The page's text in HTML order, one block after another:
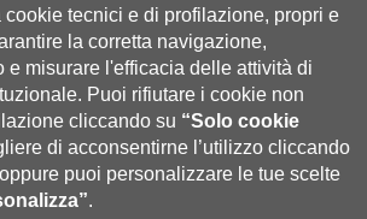
tecnici e di profilazione, propri e
la corretta navigazione,
e misurare l'efficacia delle attività di
Puoi rifiutare i cookie non
cliccando su “Solo cookie
di acconsentirne l’utilizzo cliccando
oppure puoi personalizzare le tue scelte
.